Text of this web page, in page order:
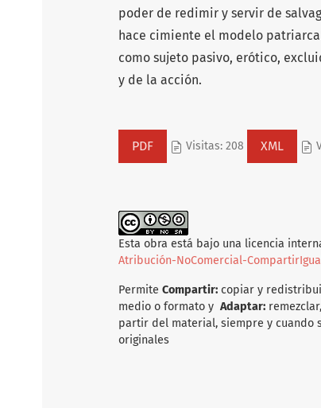
poder de redimir y servir de
hace cimiente el modelo
como sujeto pasivo, erótico,
y de la acción.
PDF Visitas: 208 XML
Esta obra está bajo una licencia
Atribución-NoComercial-
PermiteCompartir: copiar y
medio o formato yAdaptar:
partir del material, siempre y cuando
originales